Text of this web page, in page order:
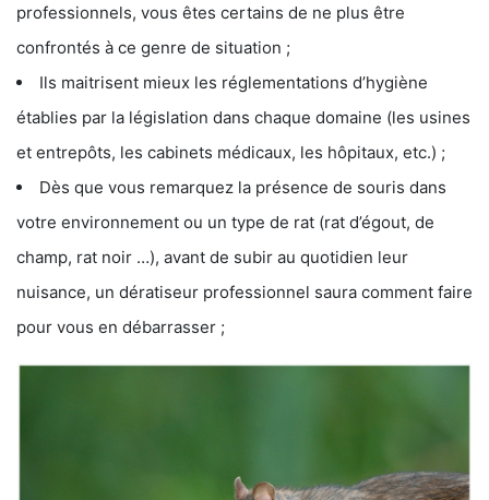
professionnels, vous êtes certains de ne plus être
confrontés à ce genre de situation ;
Ils maitrisent mieux les réglementations d’hygiène
établies par la législation dans chaque domaine (les usines
et entrepôts, les cabinets médicaux, les hôpitaux, etc.) ;
Dès que vous remarquez la présence de souris dans
votre environnement ou un type de rat (rat d’égout, de
champ, rat noir …), avant de subir au quotidien leur
nuisance, un dératiseur professionnel saura comment faire
pour vous en débarrasser ;